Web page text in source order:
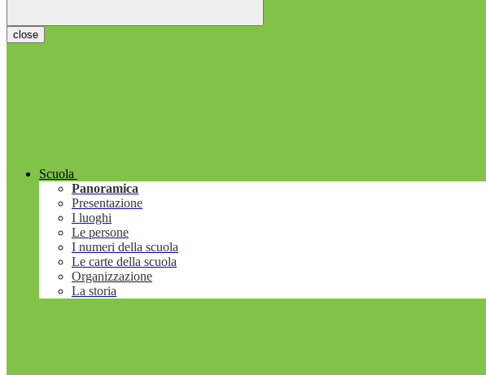
close
Scuola
Panoramica
Presentazione
I luoghi
Le persone
I numeri della scuola
Le carte della scuola
Organizzazione
La storia